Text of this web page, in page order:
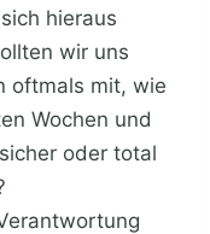
hieraus
wir uns
oftmals mit, wie
Wochen und
oder total